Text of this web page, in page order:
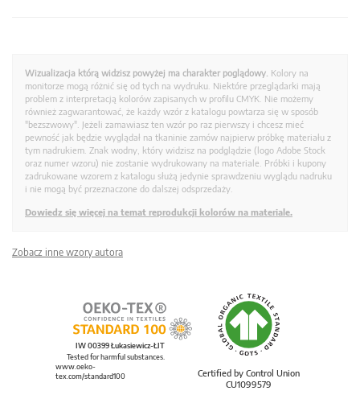
Wizualizacja którą widzisz powyżej ma charakter poglądowy. Kolory na
monitorze mogą różnić się od tych na wydruku. Niektóre przeglądarki mają
problem z interpretacją kolorów zapisanych w profilu CMYK. Nie możemy
również zagwarantować, że każdy wzór z katalogu powtarza się w sposób
"bezszwowy". Jeżeli zamawiasz ten wzór po raz pierwszy i chcesz mieć
pewność jak będzie wyglądał na tkaninie zamów najpierw próbkę materiału z
tym nadrukiem. Znak wodny, który widzisz na podglądzie (logo Adobe Stock
oraz numer wzoru) nie zostanie wydrukowany na materiale. Próbki i kupony
zadrukowane wzorem z katalogu służą jedynie sprawdzeniu wyglądu nadruku
i nie mogą być przeznaczone do dalszej odsprzedaży.
Dowiedz się więcej na temat reprodukcji kolorów na materiale.
Zobacz inne wzory autora
Certified by Control Union
CU1099579
IW 00399 Łukasiewicz-ŁIT
Tested for harmful substances.
www.oeko-
tex.com/standard100